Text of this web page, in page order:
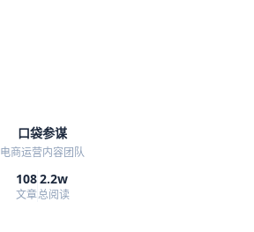
口袋参谋
电商运营内容团队
108
文章
2.2w
总阅读